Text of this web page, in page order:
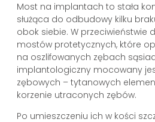
Most na implantach to stała
służąca do odbudowy kilku
obok siebie. W przeciwieństwie
mostów protetycznych, które
na oszlifowanych zębach
implantologiczny mocowany
zębowych – tytanowych
korzenie utraconych zębów.
Po umieszczeniu ich w kości